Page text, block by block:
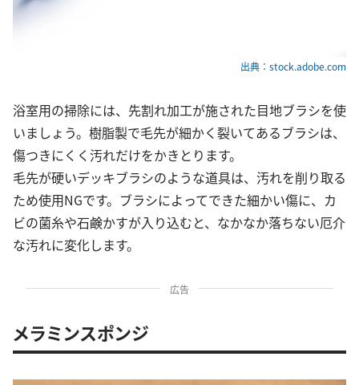
出典：stock.adobe.com
浴室用の掃除には、先割れ加工が施された目地ブラシを使
いましょう。樹脂製で毛先が細かく裂いてあるブラシは、
傷つきにくく汚れだけをかきとります。
毛先が硬いデッキブラシのような道具は、汚れを削り取る
ため使用NGです。ブラシによってできた細かい傷に、カ
ビの菌糸や石鹸かすが入り込むと、なかなか落ちない厄介
な汚れに変化します。
広告
メラミンスポンジ